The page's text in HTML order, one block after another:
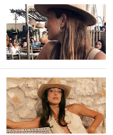
קריירה
ולימודים
מינויים
רייטינג